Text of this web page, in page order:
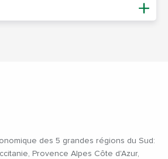
des 5 grandes régions du Sud:
Provence Alpes Côte d'Azur,